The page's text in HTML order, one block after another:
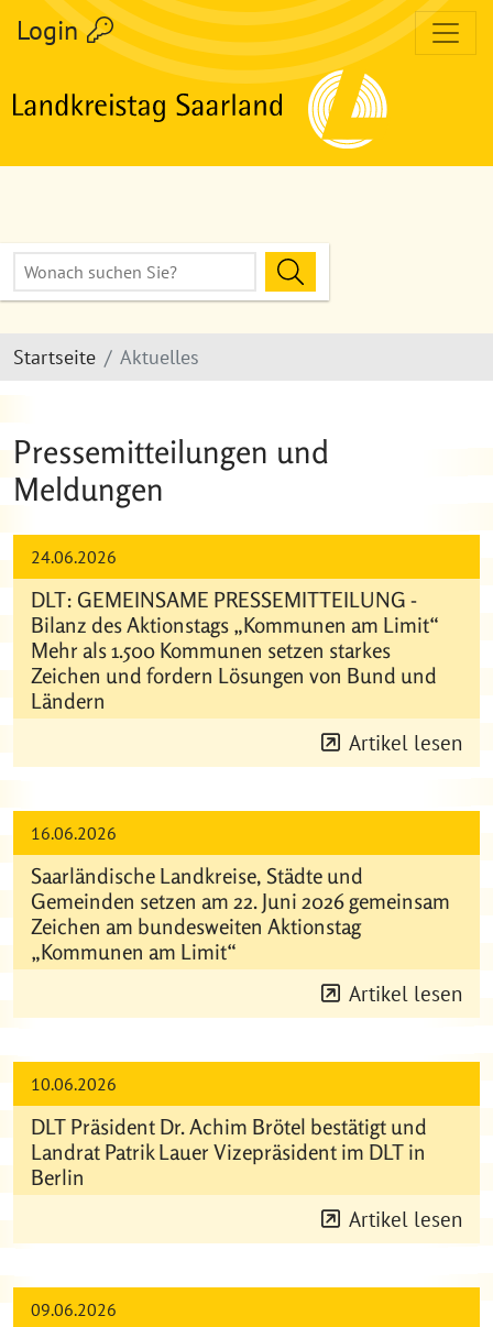
zum Inhalt
Login
Volltextsuche
Hier Suchbegriff eingeben
Suche Starten
Startseite Aktuelles
Pressemitteilungen und
Meldungen
24.06.2026
DLT: GEMEINSAME PRESSEMITTEILUNG -
Bilanz des Aktionstags „Kommunen am Limit“
Mehr als 1.500 Kommunen setzen starkes
Zeichen und fordern Lösungen von Bund und
Ländern
Artikel lesen
16.06.2026
Saarländische Landkreise, Städte und
Gemeinden setzen am 22. Juni 2026 gemeinsam
Zeichen am bundesweiten Aktionstag
„Kommunen am Limit“
Artikel lesen
10.06.2026
DLT Präsident Dr. Achim Brötel bestätigt und
Landrat Patrik Lauer Vizepräsident im DLT in
Berlin
Artikel lesen
09.06.2026